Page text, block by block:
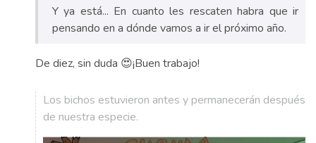
Y ya está... En cuanto les rescaten habra que ir
pensando en a dónde vamos a ir el próximo año.
De diez, sin duda 😍¡Buen trabajo!
Los bichos estuvieron antes y permanecerán después
de nuestra especie.